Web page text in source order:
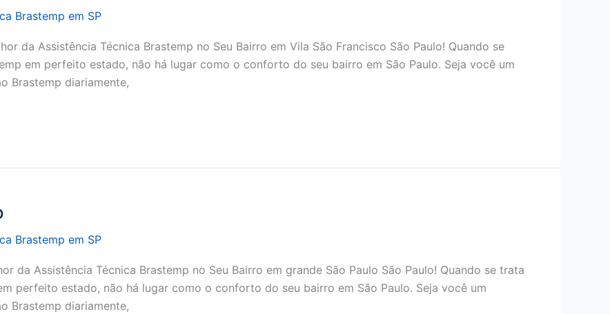
Brastemp em SP
da Assistência Técnica Brastemp no Seu Bairro em Vila São Francisco São Paulo! Quando se
em perfeito estado, não há lugar como o conforto do seu bairro em São Paulo. Seja você um
Brastemp diariamente,
Brastemp em SP
da Assistência Técnica Brastemp no Seu Bairro em grande São Paulo São Paulo! Quando se trata
perfeito estado, não há lugar como o conforto do seu bairro em São Paulo. Seja você um
Brastemp diariamente,